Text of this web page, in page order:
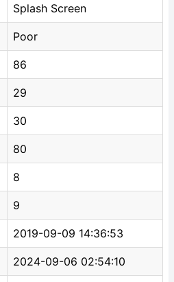
Splash Screen
Poor
86
29
30
80
8
9
2019-09-09 14:36:53
2024-09-06 02:54:10